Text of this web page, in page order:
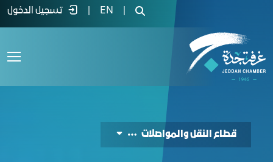
دليل الفرص الاستثمارية لقطاع النقل
EN تسجيل الدخول
قطاع النقل والمواصلات